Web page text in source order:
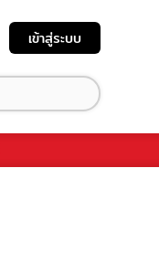
เข้าสู่ระบบ